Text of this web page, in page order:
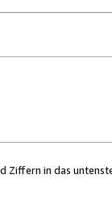
Ziffern in das